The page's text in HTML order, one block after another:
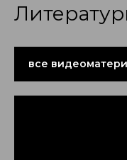
все